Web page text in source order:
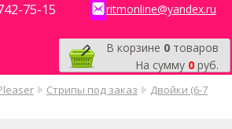
75-15 ritmonline@yandex.ru
В корзине 0 товаров
На сумму 0 руб.
Стрипы под заказ
Двойки (6-7